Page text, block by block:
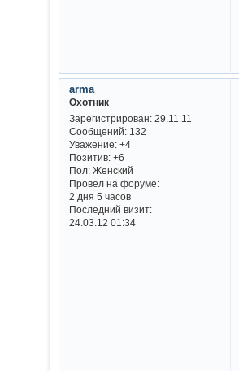
arma
Охотник
Зарегистрирован: 29.11.11
Сообщений:132
Уважение: +4
Позитив: +6
Пол:Женский
Провел на форуме:
2 дня 5 часов
Последний визит:
24.03.12 01:34